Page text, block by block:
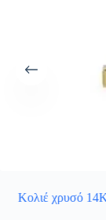
Κολιέ χρυσό